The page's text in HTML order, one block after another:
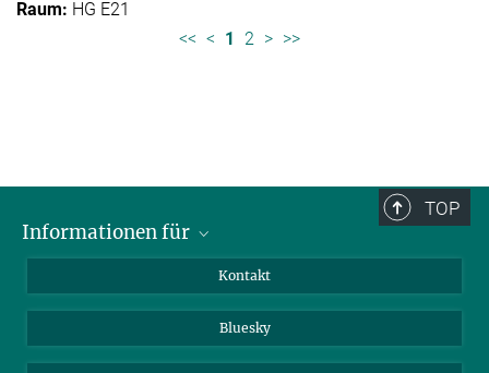
HG E21
<< < 1 2 > >>
TOP
Informationen für
Bewerbende
Forschende
Kontakt
Bluesky